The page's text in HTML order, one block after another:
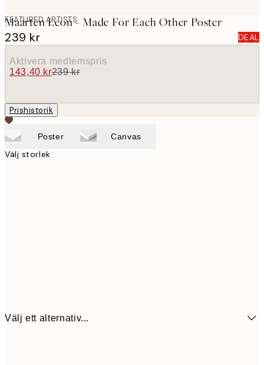
FEATURED ARTISTS
Maarten Leon - Made For Each Other Poster
239 kr DEAL
Aktivera medlemspris
143,40 kr239 kr
Prishistorik
Poster Canvas
Välj storlek
Välj ett alternativ...